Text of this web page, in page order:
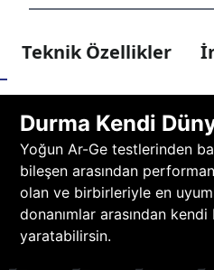
Teknik Özellikler
Durma Kendi
Yoğun Ar-Ge testlerinden
bileşen arasından
olan ve birbirleriyle en
donanımlar arasından
yaratabilirsin.